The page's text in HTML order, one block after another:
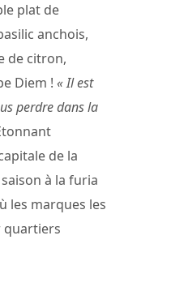
plat de
anchois,
de citron,
Diem ! « Il est
perdre dans la
de la
à la furia
les marques les
quartiers